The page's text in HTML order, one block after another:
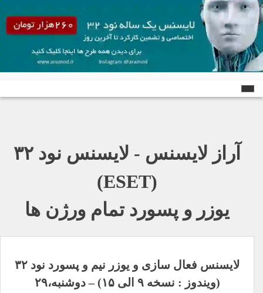
آراز لایسنس - لایسنس نود ٣٢
(ESET)
یوزر و پسورد تمام ورژن ها
لایسنس فعال سازی و یوزر نیم و پسورد نود ۳۲
(ویندوز : نسخه ۹ الی ۱۵) – دوشنبه،۲۹
راهبری
نوشته